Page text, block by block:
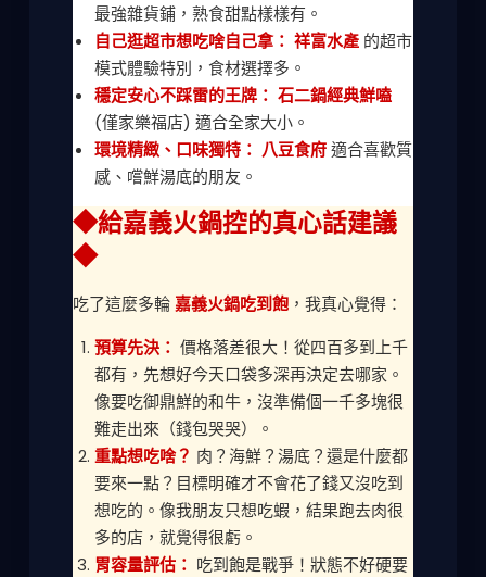
最強雜貨鋪，熟食甜點樣樣有。
自己逛超市想吃啥自己拿： 祥富水產的超市
模式體驗特別，食材選擇多。
穩定安心不踩雷的王牌： 石二鍋經典鮮嗑
(僅家樂福店) 適合全家大小。
環境精緻、口味獨特： 八豆食府適合喜歡質
感、嚐鮮湯底的朋友。
◆給嘉義火鍋控的真心話建議
◆
吃了這麼多輪 嘉義火鍋吃到飽，我真心覺得：
預算先決： 價格落差很大！從四百多到上千
都有，先想好今天口袋多深再決定去哪家。
像要吃御鼎鮮的和牛，沒準備個一千多塊很
難走出來（錢包哭哭）。
重點想吃啥？ 肉？海鮮？湯底？還是什麼都
要來一點？目標明確才不會花了錢又沒吃到
想吃的。像我朋友只想吃蝦，結果跑去肉很
多的店，就覺得很虧。
胃容量評估： 吃到飽是戰爭！狀態不好硬要